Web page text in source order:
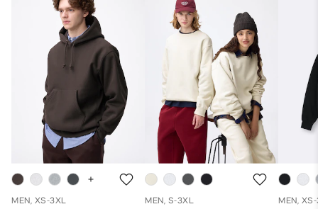
MEN, XS-3XL MEN, S-3XL MEN,